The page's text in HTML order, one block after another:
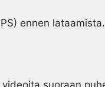
ennen lataamista.
suoraan